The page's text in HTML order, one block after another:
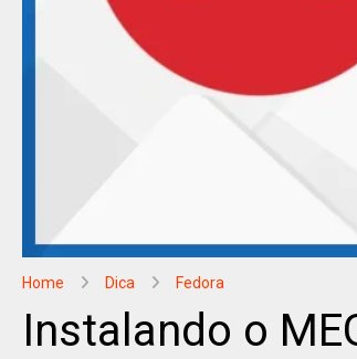
Home Dica Fedora
Instalando o